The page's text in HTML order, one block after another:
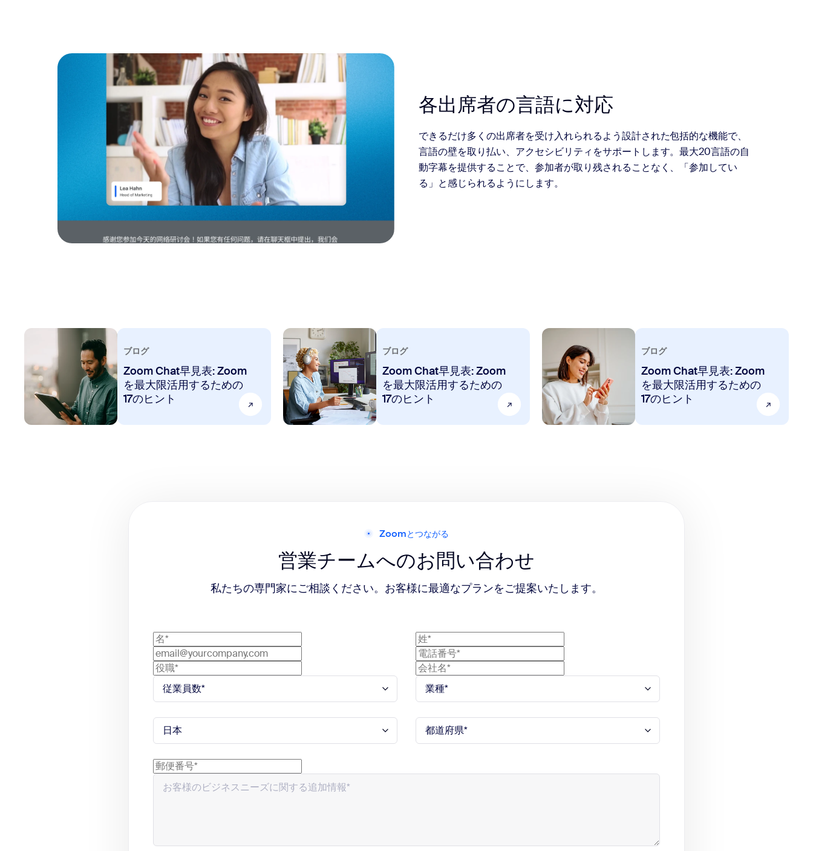
各出席者の言語に対応
できるだけ多くの出席者を受け入れられるよう設計された包括的な機能で、
言語の壁を取り払い、アクセシビリティをサポートします。最大20言語の自
動字幕を提供することで、参加者が取り残されることなく、「参加してい
る」と感じられるようにします。
ブログ
Zoom Chat早見表: Zoom
を最大限活用するための
17のヒント
ブログ
Zoom Chat早見表: Zoom
を最大限活用するための
17のヒント
ブログ
Zoom Chat早見表: Zoom
を最大限活用するための
17のヒント
Zoomとつながる
営業チームへのお問い合わせ
私たちの専門家にご相談ください。お客様に最適なプランをご提案いたします。